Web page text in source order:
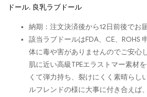
ドール, 良乳ラブドール
納期：注文決済後から12日前後でお
該当ラブドールはFDA、CE、ROHS
体に毒や害がありませんのでご安心
肌に近い高級TPEエラストマー素材
くて弾力持ち、裂けにくく素晴らし
ルフレンドの様に大事に付き合えば